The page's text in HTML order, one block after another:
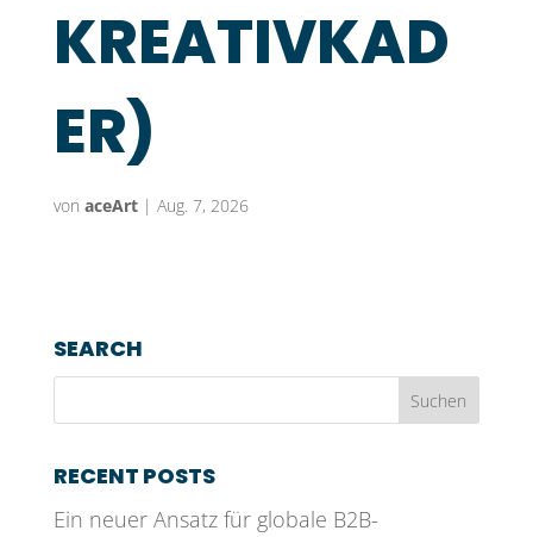
KREATIVKAD
ER)
von aceArt| Aug. 7, 2026
SEARCH
RECENT POSTS
Ein neuer Ansatz für globale B2B-